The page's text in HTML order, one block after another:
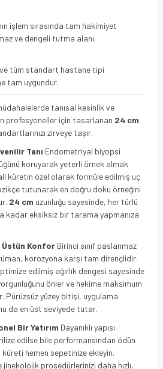
işlem sırasında tam hakimiyet
ve dengeli tutma alanı.
tüm standart hastane tipi
tam uygundur.
tanısal kesinlik ve
profesyoneller için tasarlanan 24 cm
zirveye taşır.
Tanı Endometriyal biyopsi
koruyarak yeterli örnek almak
küretin özel olarak formüle edilmiş uç
tutunarak en doğru doku örneğini
24 cm uzunluğu sayesinde, her türlü
kadar eksiksiz bir tarama yapmanıza
Konfor Birinci sınıf paslanmaz
korozyona karşı tam dirençlidir.
edilmiş ağırlık dengesi sayesinde
önler ve hekime maksimum
Pürüzsüz yüzey bitişi, uygulama
da en üst seviyede tutar.
Bir Yatırım Dayanıklı yapısı
edilse bile performansından ödün
hemen sepetinize ekleyin.
jinekolojik prosedürlerinizi daha hızlı,